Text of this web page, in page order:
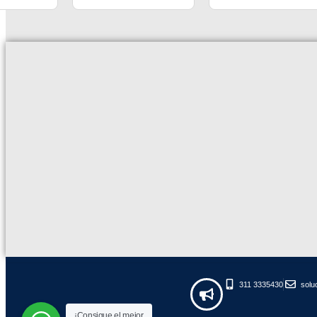
311 3335430